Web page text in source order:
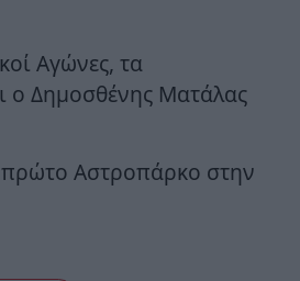
Αγώνες, τα
ο Δημοσθένης Ματάλας
Αστροπάρκο στην